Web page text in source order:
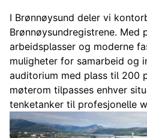
I Brønnøysund deler vi
Brønnøysundregistrene. Med
arbeidsplasser og moderne
muligheter for samarbeid og
auditorium med plass til 200
møterom tilpasses enhver
tenketanker til profesjonelle